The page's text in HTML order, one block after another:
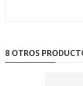
8 OTROS